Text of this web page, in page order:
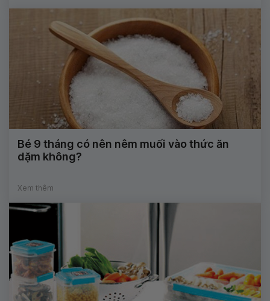
Bé 9 tháng có nên nêm muối vào thức ăn
dặm không?
Xem thêm